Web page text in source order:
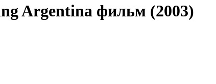
Argentina фильм (2003)